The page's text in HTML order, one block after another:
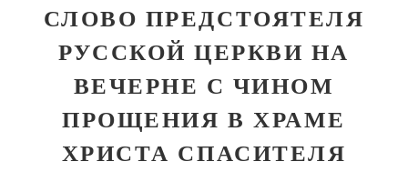
СЛОВО ПРЕДСТОЯТЕЛЯ
РУССКОЙ ЦЕРКВИ НА
ВЕЧЕРНЕ С ЧИНОМ
ПРОЩЕНИЯ В ХРАМЕ
ХРИСТА СПАСИТЕЛЯ